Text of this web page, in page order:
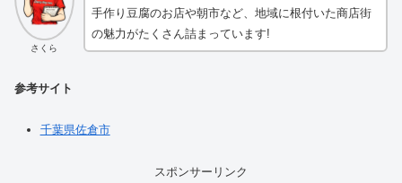
さくら
手作り豆腐のお店や朝市など、地域に根付いた商店街
の魅力がたくさん詰まっています!
参考サイト
千葉県佐倉市
スポンサーリンク